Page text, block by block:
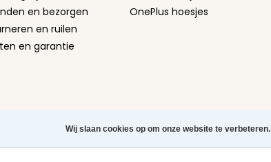
en bezorgen
en ruilen
en garantie
OnePlus hoesjes
© 2026 Leuke Telefoonhoesjes
Wij slaan cookies op om onze website te